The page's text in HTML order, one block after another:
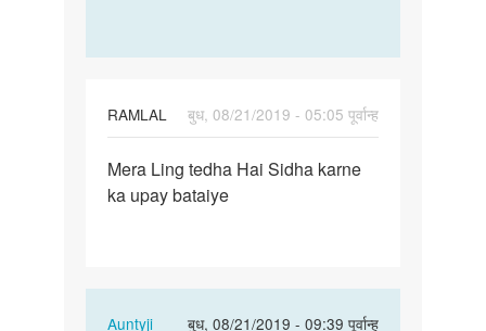
RAMLAL
बुध, 08/21/2019 - 05:05 पूर्वान्ह
Mera
Ling
Mera Ling tedha Hai Sidha karne
ka upay bataiye
Auntyji बुध, 08/21/2019 - 09:39 पूर्वान्ह
In